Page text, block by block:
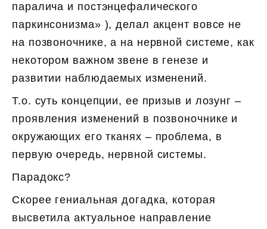
паралича и постэнцефалического
паркинсонизма» ), делал акцент вовсе не
на позвоночнике, а на нервной системе, как
некотором важном звене в генезе и
развитии наблюдаемых изменений.
Т.о. суть концепции, ее призыв и лозунг –
проявления изменений в позвоночнике и
окружающих его тканях – проблема, в
первую очередь, нервной системы.
Парадокс?
Скорее гениальная догадка, которая
высветила актуальное направление